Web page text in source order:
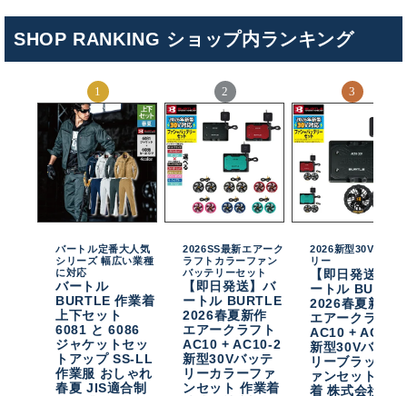
SHOP RANKING ショップ内ランキング
バートル定番大人気
シリーズ 幅広い業種
に対応
バートル
BURTLE 作業着
上下セット
6081 と 6086
ジャケットセッ
トアップ SS-LL
作業服 おしゃれ
春夏 JIS適合制
2026SS最新エアーク
ラフトカラーファン
バッテリーセット
【即日発送】バ
ートル BURTLE
2026春夏新作
エアークラフト
AC10 + AC10-2
新型30Vバッテ
リーカラーファ
ンセット 作業着
2026新型30Vバッテ
リー
【即日発送】バ
ートル
2026春夏新作
エアークラフト
AC10 + AC10-
新型30Vバッテ
リーブラックフ
ァンセット 作業
着 株式会社空調